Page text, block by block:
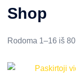
Shop
Rodoma 1–16 iš 80